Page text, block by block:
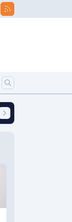
Yeni Eğitim